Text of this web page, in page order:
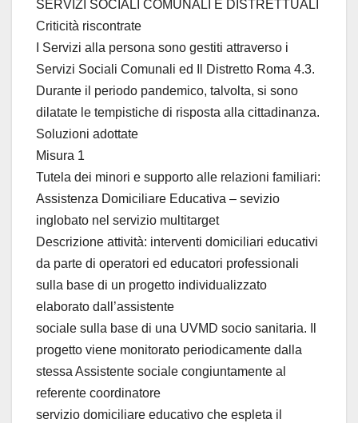
SERVIZI SOCIALI COMUNALI E DISTRETTUALI
Criticità riscontrate
I Servizi alla persona sono gestiti attraverso i
Servizi Sociali Comunali ed Il Distretto Roma 4.3.
Durante il periodo pandemico, talvolta, si sono
dilatate le tempistiche di risposta alla cittadinanza.
Soluzioni adottate
Misura 1
Tutela dei minori e supporto alle relazioni familiari:
Assistenza Domiciliare Educativa – sevizio
inglobato nel servizio multitarget
Descrizione attività: interventi domiciliari educativi
da parte di operatori ed educatori professionali
sulla base di un progetto individualizzato
elaborato dall’assistente
sociale sulla base di una UVMD socio sanitaria. Il
progetto viene monitorato periodicamente dalla
stessa Assistente sociale congiuntamente al
referente coordinatore
servizio domiciliare educativo che espleta il